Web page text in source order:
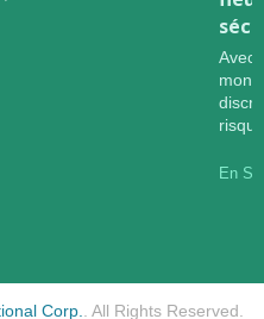
Avec
En
Corp. . All Rights Reserved.